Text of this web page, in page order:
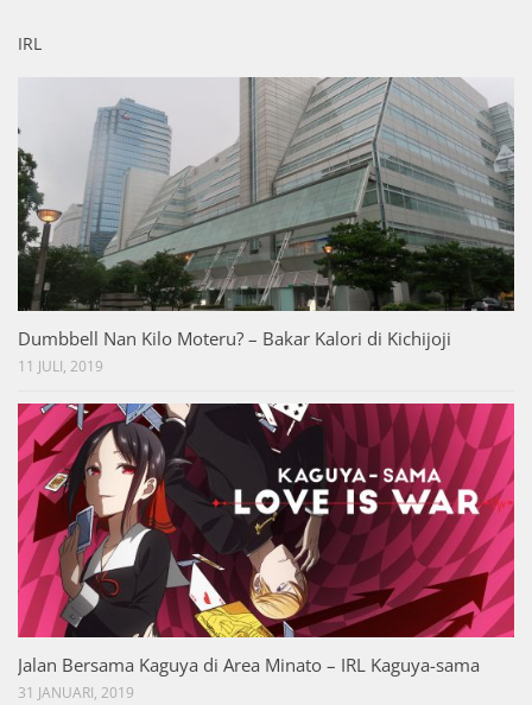
IRL
Dumbbell Nan Kilo Moteru? – Bakar Kalori di Kichijoji
11 JULI, 2019
Jalan Bersama Kaguya di Area Minato – IRL Kaguya-sama
31 JANUARI, 2019